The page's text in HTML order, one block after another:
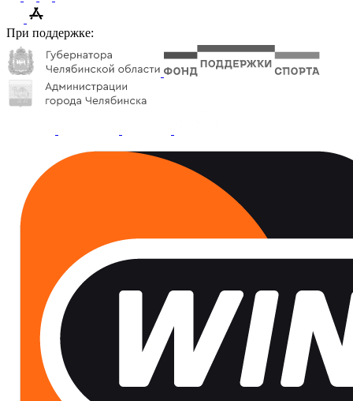
При поддержке: